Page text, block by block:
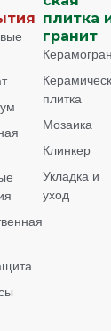
плитка
гранит
плитка
Мозаика
Клинкер
Укладка и
уход